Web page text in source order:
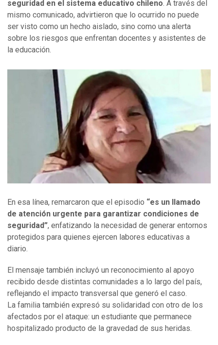
seguridad en el sistema educativo chileno. A través del
mismo comunicado, advirtieron que lo ocurrido no puede
ser visto como un hecho aislado, sino como una alerta
sobre los riesgos que enfrentan docentes y asistentes de
la educación.
En esa línea, remarcaron que el episodio “es un llamado
de atención urgente para garantizar condiciones de
seguridad”, enfatizando la necesidad de generar entornos
protegidos para quienes ejercen labores educativas a
diario.
El mensaje también incluyó un reconocimiento al apoyo
recibido desde distintas comunidades a lo largo del país,
reflejando el impacto transversal que generó el caso.
La familia también expresó su solidaridad con otro de los
afectados por el ataque: un estudiante que permanece
hospitalizado producto de la gravedad de sus heridas.